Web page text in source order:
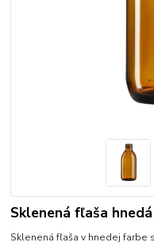
Sklenená fľaša
Sklenená fľaša v hnedej farbe